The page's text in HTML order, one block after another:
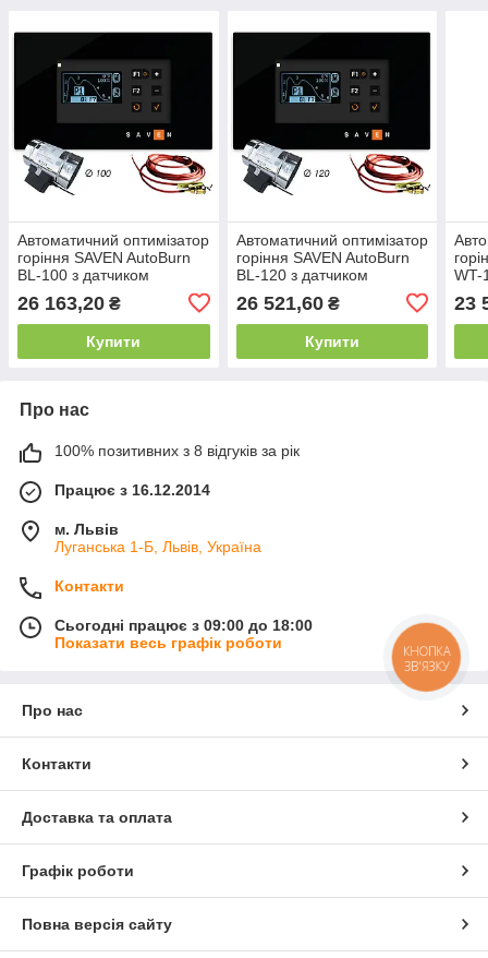
Автоматичний оптимізатор
горіння SAVEN AutoBurn
BL-100 з датчиком
26 163,20 ₴
Купити
Автоматичний оптимізатор
горіння SAVEN AutoBurn
BL-120 з датчиком
26 521,60₴
Купити
WT-
23
Про нас
100% позитивних з 8 відгуків за рік
Працює з 16.12.2014
м. Львів
Луганська 1-Б, Львів, Україна
Контакти
Сьогодні працює з 09:00 до 18:00
Показати весь графік роботи
Про нас
Контакти
Доставка та оплата
Графік роботи
Повна версія сайту
КНОПКА
ЗВ'ЯЗКУ